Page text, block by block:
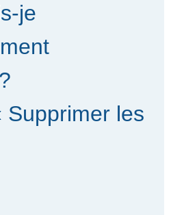
je
Supprimer les